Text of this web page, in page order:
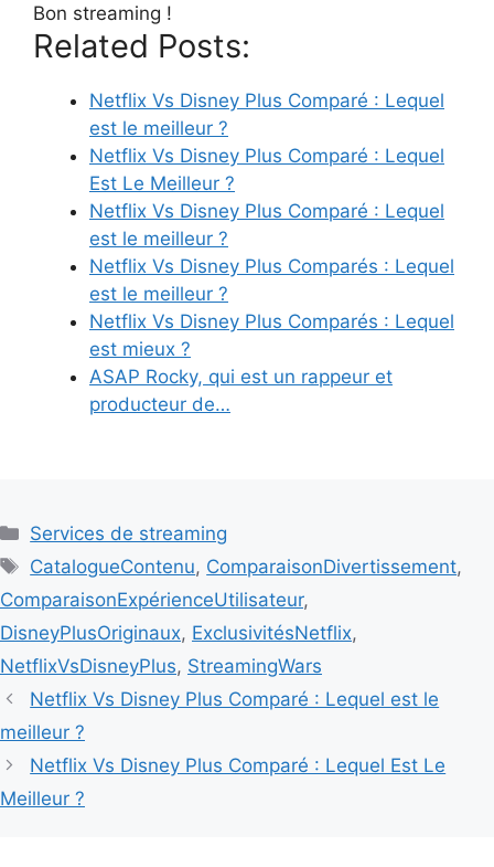
Bon streaming !
Related Posts:
Netflix Vs Disney Plus Comparé : Lequel
est le meilleur ?
Netflix Vs Disney Plus Comparé : Lequel
Est Le Meilleur ?
Netflix Vs Disney Plus Comparé : Lequel
est le meilleur ?
Netflix Vs Disney Plus Comparés : Lequel
est le meilleur ?
Netflix Vs Disney Plus Comparés : Lequel
est mieux ?
ASAP Rocky, qui est un rappeur et
producteur de…
Categories
Services de streaming
Tags
CatalogueContenu, ComparaisonDivertissement,
ComparaisonExpérienceUtilisateur,
DisneyPlusOriginaux, ExclusivitésNetflix,
NetflixVsDisneyPlus, StreamingWars
Netflix Vs Disney Plus Comparé : Lequel est le
meilleur ?
Netflix Vs Disney Plus Comparé : Lequel Est Le
Meilleur ?